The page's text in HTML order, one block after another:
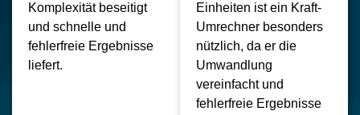
Komplexität beseitigt
und schnelle und
fehlerfreie Ergebnisse
liefert.
Einheiten ist ein Kraft-
Umrechner besonders
nützlich, da er die
Umwandlung
vereinfacht und
fehlerfreie Ergebnisse